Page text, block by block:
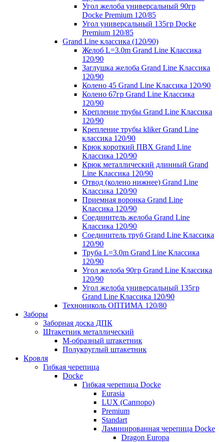
Угол желоба универсальный 90гр
Docke Premium 120/85
Угол универсальный 135гр Docke
Premium 120/85
Grand Line классика (120/90)
Желоб L=3.0m Grand Line Классика
120/90
Заглушка желоба Grand Line Классика
120/90
Колено 45 Grand Line Классика 120/90
Колено 67гр Grand Line Классика
120/90
Крепление трубы Grand Line Классика
120/90
Крепление трубы kliker Grand Line
классика 120/90
Крюк короткий ПВХ Grand Line
Классика 120/90
Крюк металлический длинный Grand
Line Классика 120/90
Отвод (колено нижнее) Grand Line
Классика 120/90
Приемная воронка Grand Line
Классика 120/90
Соединитель желоба Grand Line
Классика 120/90
Соединитель труб Grand Line Классика
120/90
Труба L=3.0m Grand Line Классика
120/90
Угол желоба 90гр Grand Line Классика
120/90
Угол желоба универсальный 135гр
Grand Line Классика 120/90
Технониколь ОПТИМА 120/80
Заборы
Заборная доска ДПК
Штакетник металлический
М-образный штакетник
Полукруглый штакетник
Кровля
Гибкая черепица
Docke
Гибкая черепица Docke
Eurasia
LUX (Саппоро)
Premium
Standart
Ламинированная черепица Docke
Dragon Europa